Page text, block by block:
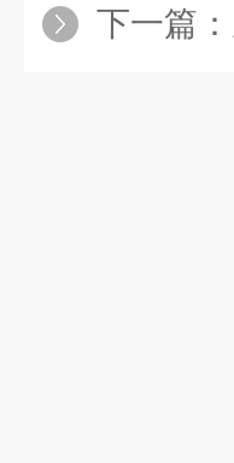
下一篇：